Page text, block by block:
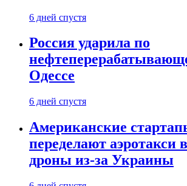
6 дней спустя
Россия ударила по
Одессе
6 дней спустя
Американские
переделают аэротакси
дроны из-за Украины